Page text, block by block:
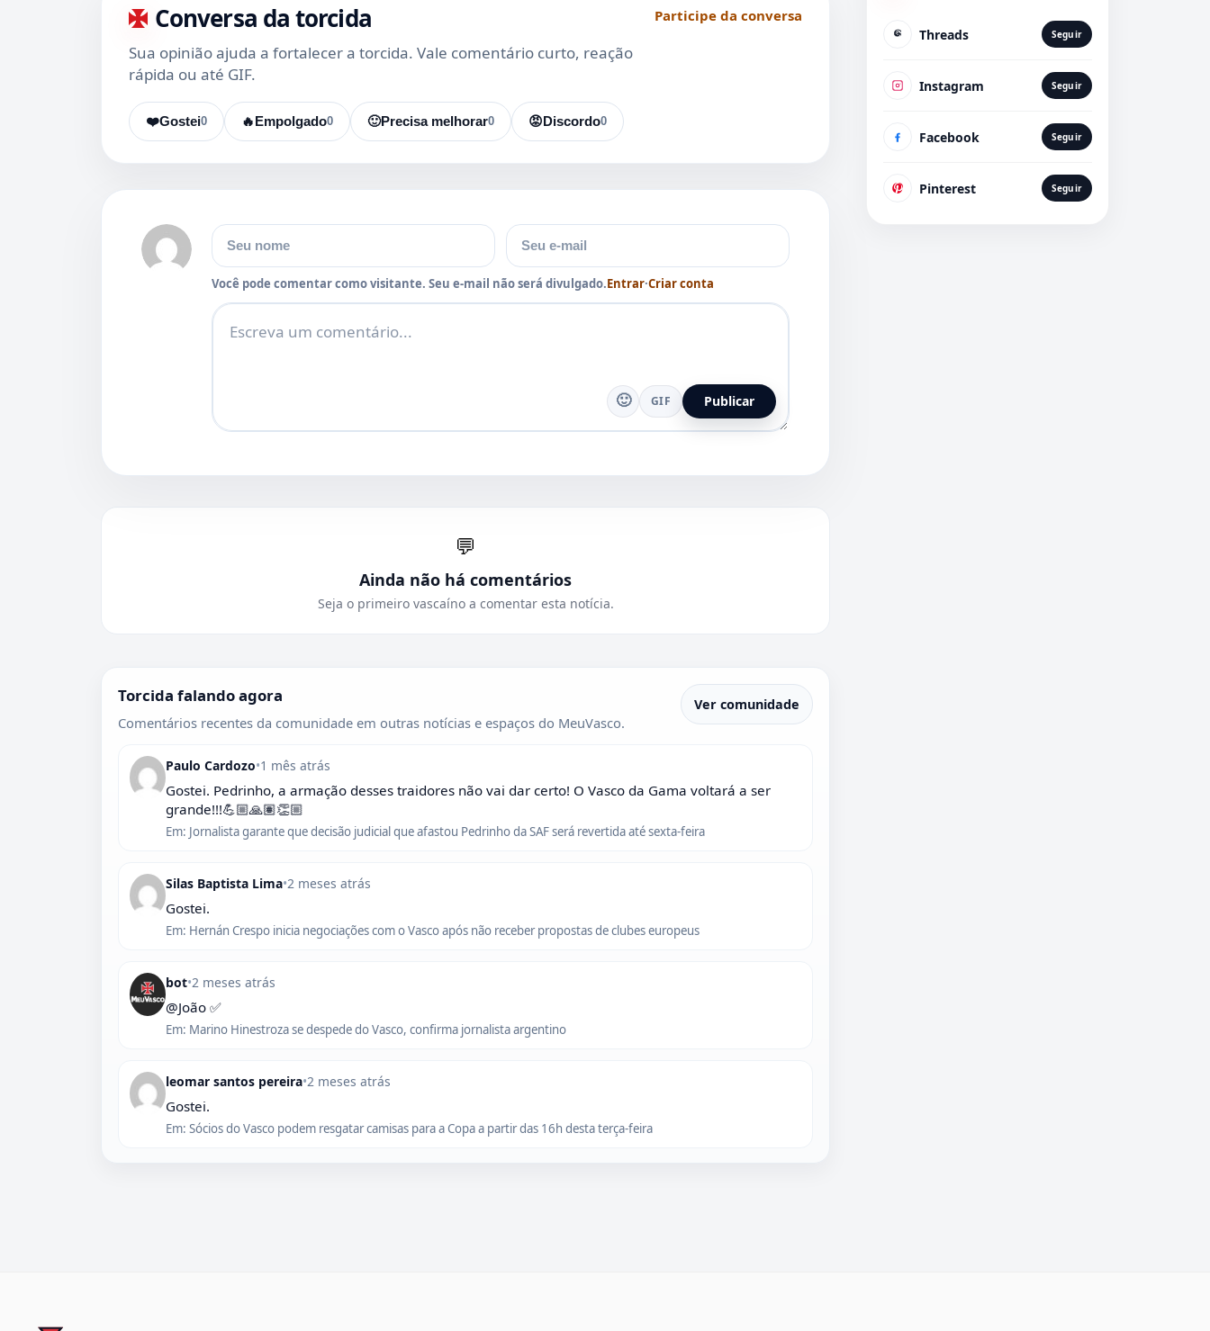
Conversa da torcida
Sua opinião ajuda a fortalecer a torcida. Vale comentário curto, reação
rápida ou até GIF.
Participe da conversa
❤️ 0
Gostei 🔥 0
Empolgado 🙂 0
Precisa melhorar 😡 0
Discordo
Nome E-mail
Você pode comentar como visitante. Seu e-mail não será divulgado.Entrar·Criar conta
Comentário
🙂 GIF Publicar
💬
Ainda não há comentários
Seja o primeiro vascaíno a comentar esta notícia.
Torcida falando agora
Comentários recentes da comunidade em outras notícias e espaços do MeuVasco.
Ver comunidade
Paulo Cardozo•1 mês atrás
Gostei. Pedrinho, a armação desses traidores não vai dar certo! O Vasco da Gama voltará a ser
grande!!!💪🏼🙏🏽👏🏼
Em: Jornalista garante que decisão judicial que afastou Pedrinho da SAF será revertida até sexta-feira
Silas Baptista Lima•2 meses atrás
Gostei.
Em: Hernán Crespo inicia negociações com o Vasco após não receber propostas de clubes europeus
bot•2 meses atrás
@João ✅
Em: Marino Hinestroza se despede do Vasco, confirma jornalista argentino
leomar santos pereira•2 meses atrás
Gostei.
Em: Sócios do Vasco podem resgatar camisas para a Copa a partir das 16h desta terça-feira
Threads Seguir
Instagram Seguir
Facebook Seguir
Pinterest Seguir